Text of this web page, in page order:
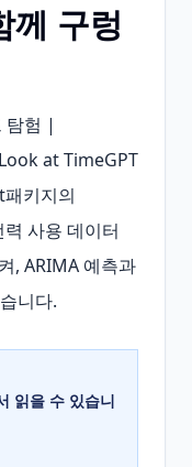
께 구렁
탐험 |
at TimeGPT
키지의
사용 데이터
, ARIMA 예측과
니다.
읽을 수 있습니